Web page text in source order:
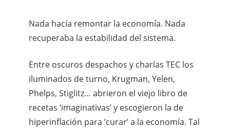
Nada hacía remontar la economía. Nada
recuperaba la estabilidad del sistema.
Entre oscuros despachos y charlas TEC los
iluminados de turno, Krugman, Yelen,
Phelps, Stiglitz… abrieron el viejo libro de
recetas ‘imaginativas’ y escogieron la de
hiperinflación para ‘curar’ a la economía. Tal